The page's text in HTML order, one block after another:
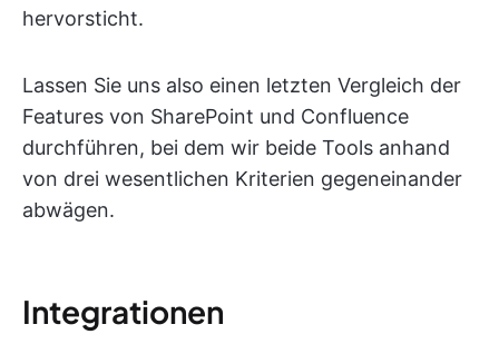
hervorsticht.
Lassen Sie uns also einen letzten Vergleich der
Features von SharePoint und Confluence
durchführen, bei dem wir beide Tools anhand
von drei wesentlichen Kriterien gegeneinander
abwägen.
Integrationen